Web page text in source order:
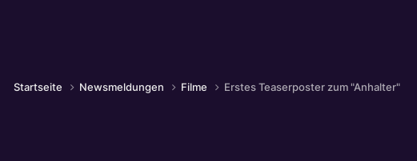
Startseite Newsmeldungen Filme Erstes Teaserposter zum "Anhalter"